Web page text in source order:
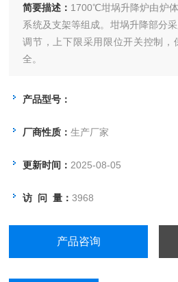
简要描述： 1700℃坩埚升降炉由炉
系统及支架等组成。坩埚升降部分
调节，上下限采用限位开关控制，
全。
产品型号：
厂商性质：生产厂家
更新时间： 2025-08-05
访 问 量：3968
产品咨询